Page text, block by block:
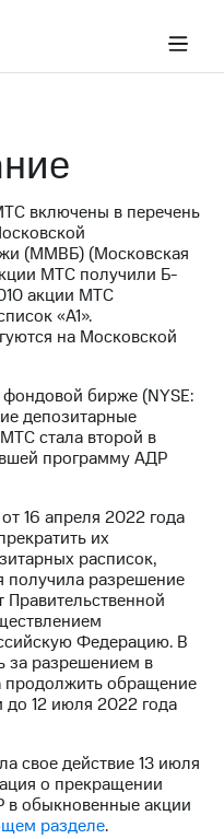
включены в перечень
(ММВБ) (Московская
МТС получили Б-
акции МТС
«A1».
на Московской
бирже (NYSE:
депозитарные
стала второй в
программу АДР
16 апреля 2022 года
их
расписок,
получила разрешение
Федерацию. В
за разрешением в
продолжить обращение
12 июля 2022 года
свое действие 13 июля
о прекращении
обыкновенные акции
разделе.